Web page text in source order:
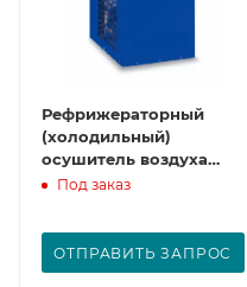
Рефрижераторный
(холодильный)
осушитель воздуха
CDX24
Под заказ
ОТПРАВИТЬ ЗАПРОС